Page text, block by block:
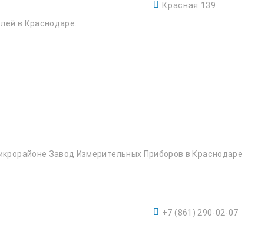
в Краснодаре.
Красная 139
Завод Измерительных Приборов в Краснодаре
+7 (861) 290-02-07